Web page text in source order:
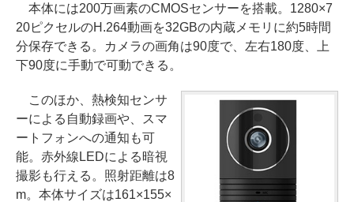
本体には200万画素のCMOSセンサーを搭載。1280×7
20ピクセルのH.264動画を32GBの内蔵メモリに約5時間
分保存できる。カメラの画角は90度で、左右180度、上
下90度に手動で可動できる。
このほか、熱検知センサ
ーによる自動録画や、スマ
ートフォンへの通知も可
能。赤外線LEDによる暗視
撮影も行える。照射距離は8
m。本体サイズは161×155×